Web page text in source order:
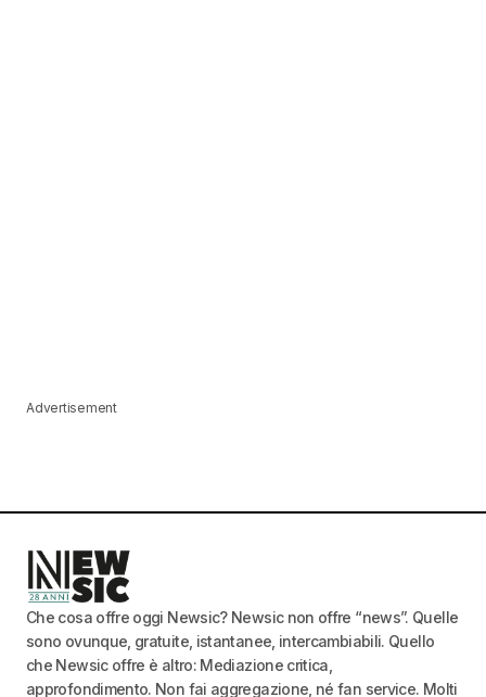
Advertisement
Che cosa offre oggi Newsic? Newsic non offre “news”. Quelle
sono ovunque, gratuite, istantanee, intercambiabili. Quello
che Newsic offre è altro: Mediazione critica,
approfondimento. Non fai aggregazione, né fan service. Molti